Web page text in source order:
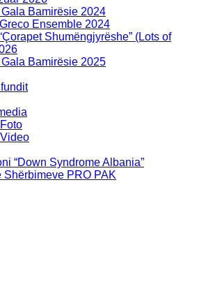
Bamirësie 2024
Ensemble 2024
Shumëngjyrëshe” (Lots of
Bamirësie 2025
“Down Syndrome Albania”
Shërbimeve PRO PAK